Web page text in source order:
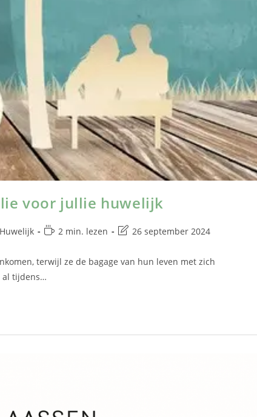
voor jullie huwelijk
Huwelijk 2 min. lezen 26 september 2024
terwijl ze de bagage van hun leven met zich
al tijdens…